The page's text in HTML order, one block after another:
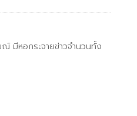
มีหอกระจายข่าวจำนวนทั้ง